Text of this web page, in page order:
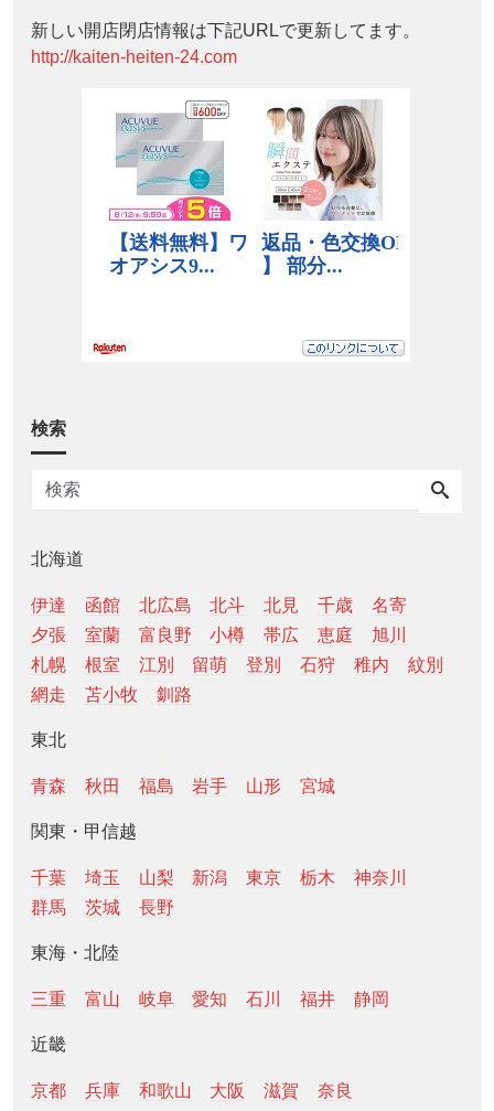
新しい開店閉店情報は下記URLで更新してます。
http://kaiten-heiten-24.com
検索
北海道
伊達 函館 北広島 北斗 北見 千歳
名寄
夕張
室蘭 富良野 小樽 帯広 恵庭
旭川
札幌
根室 江別 留萌 登別 石狩 稚内
紋別
網走
苫小牧 釧路
東北
青森 秋田 福島 岩手 山形 宮城
関東・甲信越
千葉 埼玉 山梨 新潟 東京 栃木
神奈川
群馬
茨城 長野
東海・北陸
三重 富山 岐阜 愛知 石川 福井 静岡
近畿
京都 兵庫 和歌山 大阪 滋賀 奈良